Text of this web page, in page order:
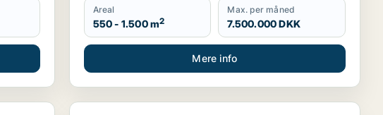
Areal
550 - 1.500 m2
Max. per måned
7.500.000 DKK
Mere info